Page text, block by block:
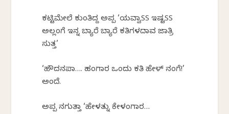
ಕಟ್ಟಿಮೇಲೆ ಕುಂತಿದ್ದ ಅಪ್ಪ ‘ಯವ್ವಾSS ಇಷ್ಟSS
ಅಲ್ಲಂಗೆ ಇನ್ನ‌ ಬ್ಯಾರೆ ಬ್ಯಾರೆ ಕತಿಗಳದಾವ ಜಾತ್ರಿ
ಸುತ್ತ’
‘ಹೌದನಪಾ…. ಹಂಗಾರ ಒಂದು ಕತಿ ಹೇಳ್ ನಂಗೆ!’
ಅಂದೆ.
ಅಪ್ಪ ನಗುತ್ತಾ ‘ಹೇಳತ್ನು ಕೇಳಂಗಾರ…